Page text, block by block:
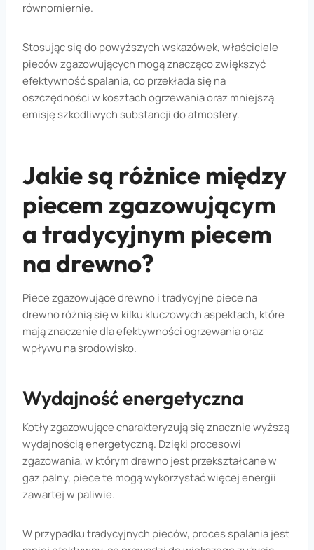
równomiernie.
Stosując się do powyższych wskazówek, właściciele
pieców zgazowujących mogą znacząco zwiększyć
efektywność spalania, co przekłada się na
oszczędności w kosztach ogrzewania oraz mniejszą
emisję szkodliwych substancji do atmosfery.
Jakie są różnice między
piecem zgazowującym
a tradycyjnym piecem
na drewno?
Piece zgazowujące drewno i tradycyjne piece na
drewno różnią się w kilku kluczowych aspektach, które
mają znaczenie dla efektywności ogrzewania oraz
wpływu na środowisko.
Wydajność energetyczna
Kotły zgazowujące charakteryzują się znacznie wyższą
wydajnością energetyczną. Dzięki procesowi
zgazowania, w którym drewno jest przekształcane w
gaz palny, piece te mogą wykorzystać więcej energii
zawartej w paliwie.
W przypadku tradycyjnych pieców, proces spalania jest